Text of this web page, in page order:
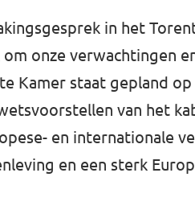
in het
onze verwachtingen
Kamer staat gepland
van het
en internationale
en een sterk